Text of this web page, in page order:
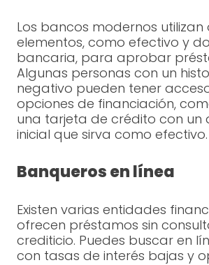
Los bancos modernos utilizan
elementos, como efectivo y
bancaria, para aprobar
Algunas personas con un
negativo pueden tener
opciones de financiación,
una tarjeta de crédito con un
inicial que sirva como efectivo.
Banqueros en línea
Existen varias entidades
ofrecen préstamos sin
crediticio. Puedes buscar en
con tasas de interés bajas y